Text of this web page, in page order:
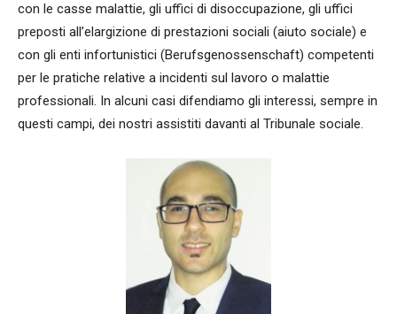
con le casse malattie, gli uffici di disoccupazione, gli uffici
preposti all’elargizione di prestazioni sociali (aiuto sociale) e
con gli enti infortunistici (Berufsgenossenschaft) competenti
per le pratiche relative a incidenti sul lavoro o malattie
professionali. In alcuni casi difendiamo gli interessi, sempre in
questi campi, dei nostri assistiti davanti al Tribunale sociale.